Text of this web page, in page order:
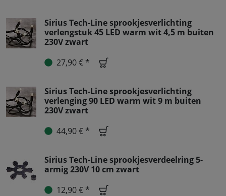
Sirius Tech-Line sprookjesverlichting
verlengstuk 45 LED warm wit 4,5 m buiten
230V zwart
27,90 € *
Sirius Tech-Line sprookjesverlichting
verlenging 90 LED warm wit 9 m buiten
230V zwart
44,90 € *
Sirius Tech-Line sprookjesverdeelring 5-
armig 230V 10 cm zwart
12,90 € *